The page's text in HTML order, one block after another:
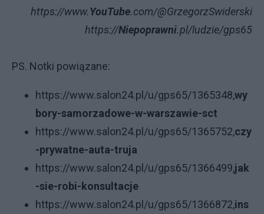
https://www.YouTube.com/@GrzegorzSwiderski
https://Niepoprawni.pl/ludzie/gps65
PS. Notki powiązane:
https://www.salon24.pl/u/gps65/1365348,wy
bory-samorzadowe-w-warszawie-sct
https://www.salon24.pl/u/gps65/1365752,czy
-prywatne-auta-truja
https://www.salon24.pl/u/gps65/1366499,jak
-sie-robi-konsultacje
https://www.salon24.pl/u/gps65/1366872,ins